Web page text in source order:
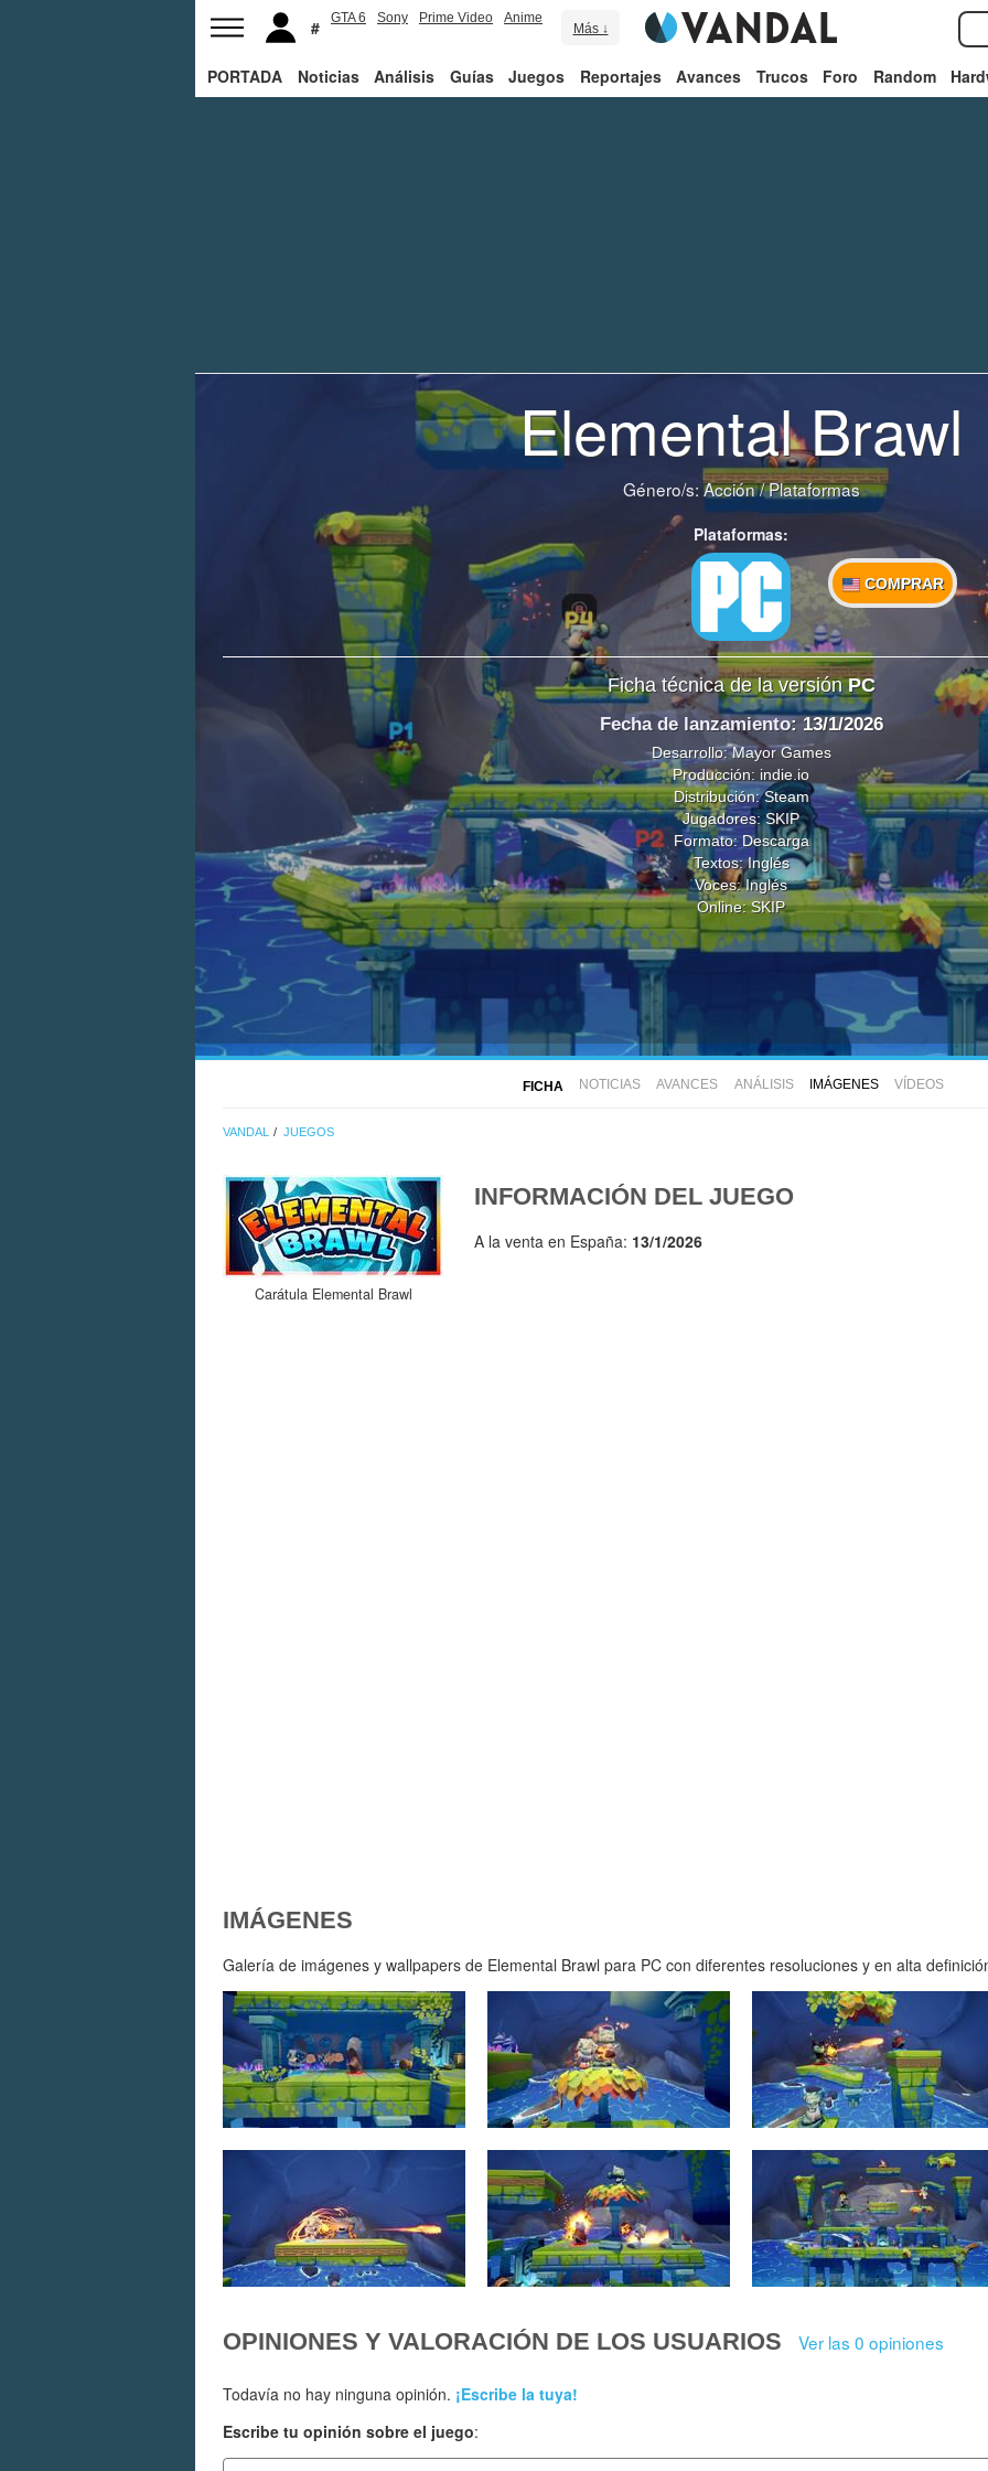
GTA 6 Sony Prime Video Anime
Más ↓
PORTADA Noticias Análisis Guías Juegos Reportajes Avances Trucos Foro Random
Elemental Brawl
Género/s:Acción/Plataformas
Plataformas:
COMPRAR
Ficha técnica de la versiónPC
Fecha de lanzamiento: 13/1/2026
Desarrollo: Mayor Games
Producción: indie.io
Distribución: Steam
Jugadores: SKIP
Formato: Descarga
Textos: Inglés
Voces: Inglés
Online: SKIP
FICHA NOTICIAS AVANCES ANÁLISIS IMÁGENES VÍDEOS
VANDAL JUEGOS
Carátula Elemental Brawl
INFORMACIÓN DEL JUEGO
A la venta en España: 13/1/2026
IMÁGENES
Galería de imágenes y wallpapers de Elemental Brawl para PC con diferentes resoluciones y en alta
OPINIONES Y VALORACIÓN DE LOS USUARIOS Ver las 0 opiniones
Todavía no hay ninguna opinión. ¡Escribe la tuya!
Escribe tu opinión sobre el juego: